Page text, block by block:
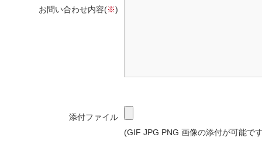
お問い合わせ内容(※)
添付ファイル
(GIF JPG PNG 画像の添付が可能で